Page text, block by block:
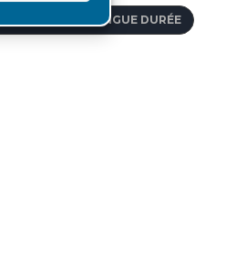
DE LONGUE DURÉE